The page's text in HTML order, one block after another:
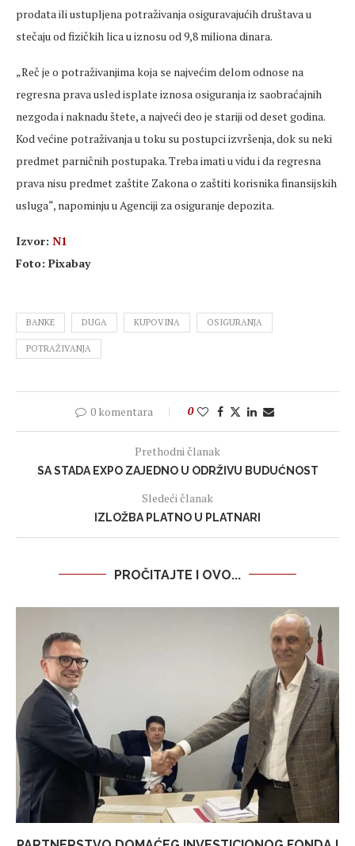
prodata ili ustupljena potraživanja osiguravajućih društava u
stečaju od fizičkih lica u iznosu od 9,8 miliona dinara.
„Reč je o potraživanjima koja se najvećim delom odnose na
regresna prava usled isplate iznosa osiguranja iz saobraćajnih
nezgoda i naknadu štete, a najveći deo je stariji od deset godina.
Kod većine potraživanja u toku su postupci izvršenja, dok su neki
predmet parničnih postupaka. Treba imati u vidu i da regresna
prava nisu predmet zaštite Zakona o zaštiti korisnika finansijskih
usluga“, napominju u Agenciji za osiguranje depozita.
Izvor: N1
Foto: Pixabay
BANKE DUGA KUPOVINA OSIGURANJA
POTRAŽIVANJA
0 komentara 0
Prethodni članak
SA STADA EXPO ZAJEDNO U ODRŽIVU BUDUĆNOST
Sledeći članak
IZLOŽBA PLATNO U PLATNARI
PROČITAJTE I OVO...